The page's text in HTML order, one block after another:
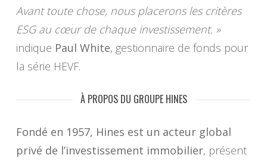
Avant toute chose, nous placerons les critères
ESG au cœur de chaque investissement. »
indique Paul White, gestionnaire de fonds pour
la série HEVF.
À PROPOS DU GROUPE HINES
Fondé en 1957, Hines est un acteur global
privé de l’investissement immobilier, présent